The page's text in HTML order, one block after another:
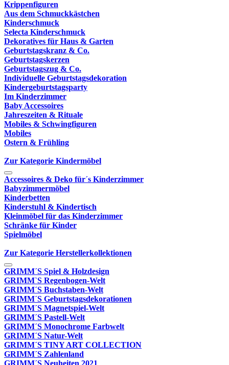
Krippenfiguren
Aus dem Schmuckkästchen
Kinderschmuck
Selecta Kinderschmuck
Dekoratives für Haus & Garten
Geburtstagskranz & Co.
Geburtstagskerzen
Geburtstagszug & Co.
Individuelle Geburtstagsdekoration
Kindergeburtstagsparty
Im Kinderzimmer
Baby Accessoires
Jahreszeiten & Rituale
Mobiles & Schwingfiguren
Mobiles
Ostern & Frühling
Zur Kategorie Kindermöbel
Accessoires & Deko für´s Kinderzimmer
Babyzimmermöbel
Kinderbetten
Kinderstuhl & Kindertisch
Kleinmöbel für das Kinderzimmer
Schränke für Kinder
Spielmöbel
Zur Kategorie Herstellerkollektionen
GRIMM´S Spiel & Holzdesign
GRIMM`S Regenbogen-Welt
GRIMM´S Buchstaben-Welt
GRIMM´S Geburtstagsdekorationen
GRIMM´S Magnetspiel-Welt
GRIMM´S Pastell-Welt
GRIMM´S Monochrome Farbwelt
GRIMM´S Natur-Welt
GRIMM´S TINY ART COLLECTION
GRIMM´S Zahlenland
GRIMM´S Neuheiten 2021